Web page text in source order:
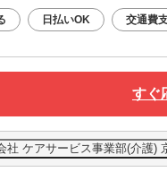
日払いOK 交通費
すぐ
社 ケアサービス事業部(介護)